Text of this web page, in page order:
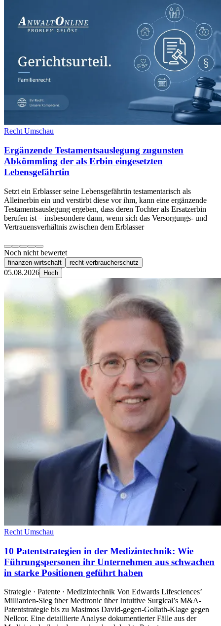
Recht Umschau
Ergänzende Testamentsauslegung zugunsten
Abkömmling der als Erbin eingesetzten
Lebensgefährtin
Setzt ein Erblasser seine Lebensgefährtin testamentarisch als
Alleinerbin ein und verstirbt diese vor ihm, kann eine ergänzende
Testamentsauslegung ergeben, dass deren Tochter als Ersatzerbin
berufen ist – insbesondere dann, wenn sich das Versorgungs- und
Vertrauensverhältnis zwischen dem Erblasser
Noch nicht bewertet
finanzen-wirtschaft recht-verbraucherschutz
05.08.2026 Hoch
Recht Umschau
10 Patentstrategien in der Medizintechnik: Wie
Führungspersonen ihr Unternehmen aus schwachen
in starke Positionen geführt haben
Strategie · Patente · Medizintechnik Von Edwards Lifesciences’
Milliarden-Sieg über Medtronic über Intuitive Surgical’s M&A-
Patentstrategie bis zu Masimos David-gegen-Goliath-Klage gegen
Nellcor. Eine detaillierte Analyse dokumentierter Fälle aus der